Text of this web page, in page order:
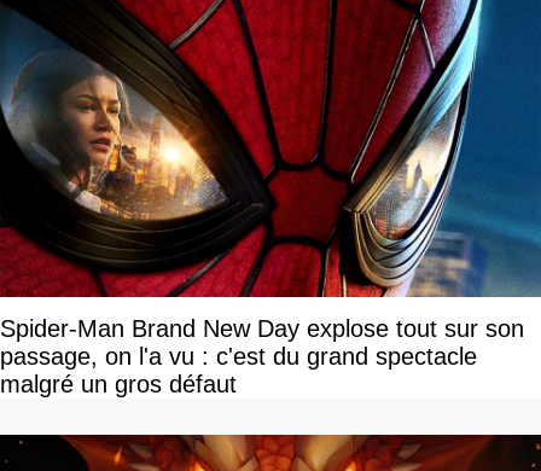
Spider-Man Brand New Day explose tout sur son
passage, on l'a vu : c'est du grand spectacle
malgré un gros défaut